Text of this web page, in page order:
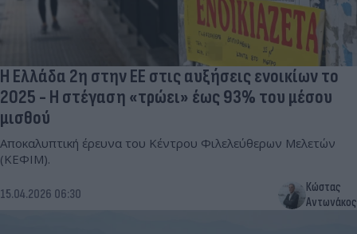
Η Ελλάδα 2η στην ΕΕ στις αυξήσεις ενοικίων το
2025 - Η στέγαση «τρώει» έως 93% του μέσου
μισθού
Αποκαλυπτική έρευνα του Κέντρου Φιλελεύθερων Μελετών
(ΚΕΦΙΜ).
15.04.2026 06:30
Κώστας
Αντωνάκος